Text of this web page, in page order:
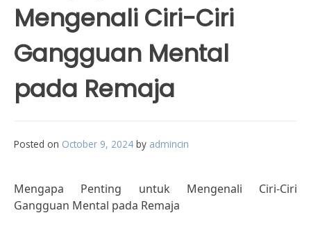
Mengenali Ciri-Ciri
Gangguan Mental
pada Remaja
Posted on October 9, 2024 by admincin
Mengapa Penting untuk Mengenali Ciri-Ciri
Gangguan Mental pada Remaja